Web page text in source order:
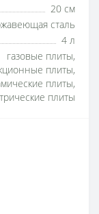
20 см
сталь
4 л
газовые плиты,
плиты,
плиты,
плиты